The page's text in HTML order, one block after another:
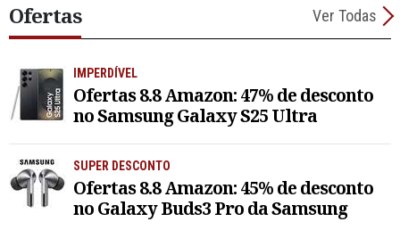
Ofertas Ver Todas
IMPERDÍVEL
Ofertas 8.8 Amazon: 47% de desconto
no Samsung Galaxy S25 Ultra
SUPER DESCONTO
Ofertas 8.8 Amazon: 45% de desconto
no Galaxy Buds3 Pro da Samsung